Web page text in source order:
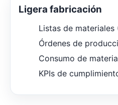
Ligera fabricación
Listas de materiales
Órdenes de
Consumo de
KPIs de